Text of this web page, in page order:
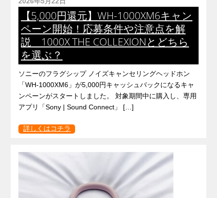
【5,000円還元】WH-1000XM6キャン
ペーン開始！応募条件や注意点を解
説 1000X THE COLLEXIONとどちら
を選ぶ？
ソニーのフラグシップ ノイズキャンセリングヘッドホン
「WH-1000XM6」が5,000円キャッシュバックになるキャ
ンペーンがスタートしました。 対象期間中に購入し、専用
アプリ「Sony | Sound Connect」 […]
詳しくはコチラ